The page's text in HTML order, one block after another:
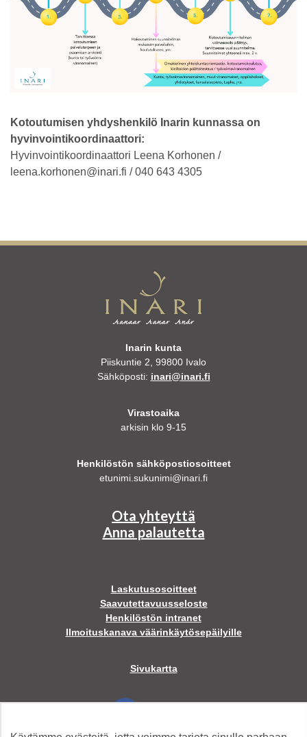
Kotoutumisen yhdyshenkilö Inarin kunnassa on
hyvinvointikoordinaattori:
Hyvinvointikoordinaattori Leena Korhonen /
leena.korhonen@inari.fi / 040 643 4305
Inarin kunta
Piiskuntie 2, 99800 Ivalo
Sähköposti: inari@inari.fi
Virastoaika
arkisin klo 9-15
Henkilöstön sähköpostiosoitteet
etunimi.sukunimi@inari.fi
Ota yhteyttä
Anna palautetta
Laskutusosoitteet
Saavutettavuusseloste
Henkilöstön intranet
Ilmoituskanava väärinkäytösepäilyille
Sivukartta